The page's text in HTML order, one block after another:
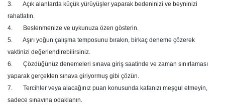
3. Açık alanlarda küçük yürüyüşler yaparak bedeninizi ve beyninizi
rahatlatın.
4. Beslenmenize ve uykunuza özen gösterin.
5. Aşırı yoğun çalışma temposunu bırakın, birkaç deneme çözerek
vaktinizi değerlendirebilirsiniz.
6. Çözdüğünüz denemeleri sınava giriş saatinde ve zaman sınırlaması
yaparak gerçekten sınava giriyormuş gibi çözün.
7. Tercihler veya alacağınız puan konusunda kafanızı meşgul etmeyin,
sadece sınavına odaklanın.